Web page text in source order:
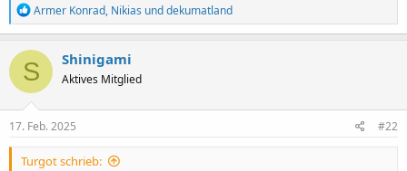
R
e
a
k
t
i
o
n
e
Armer Konrad, Nikias unddekumatland
S Shinigami
Aktives Mitglied
17. Feb. 2025 #22
Turgot schrieb: